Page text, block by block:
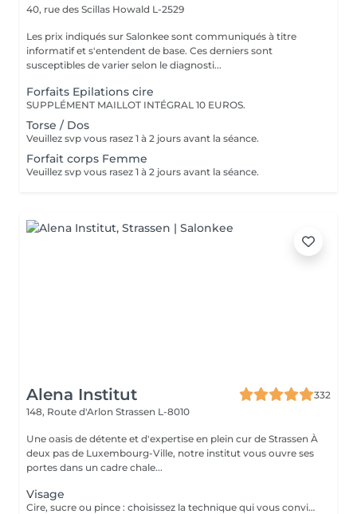
40, rue des Scillas Howald L-2529
Les prix indiqués sur Salonkee sont communiqués à titre
informatif et s'entendent de base. Ces derniers sont
susceptibles de varier selon le diagnosti...
Forfaits Epilations cire
SUPPLÉMENT MAILLOT INTÉGRAL 10 EUROS.
Torse / Dos
Veuillez svp vous rasez 1 à 2 jours avant la séance.
Forfait corps Femme
Veuillez svp vous rasez 1 à 2 jours avant la séance.
Alena Institut
332
148, Route d'Arlon Strassen L-8010
Une oasis de détente et d'expertise en plein cur de Strassen À
deux pas de Luxembourg-Ville, notre institut vous ouvre ses
portes dans un cadre chale...
Visage
Cire, sucre ou pince : choisissez la technique qui vous convient ! Pour un résultat impeccable, chaque séance se termine toujours par une finition minutieuse à la pince. Résultat net, peau douce et parfaite, à chaque fois.